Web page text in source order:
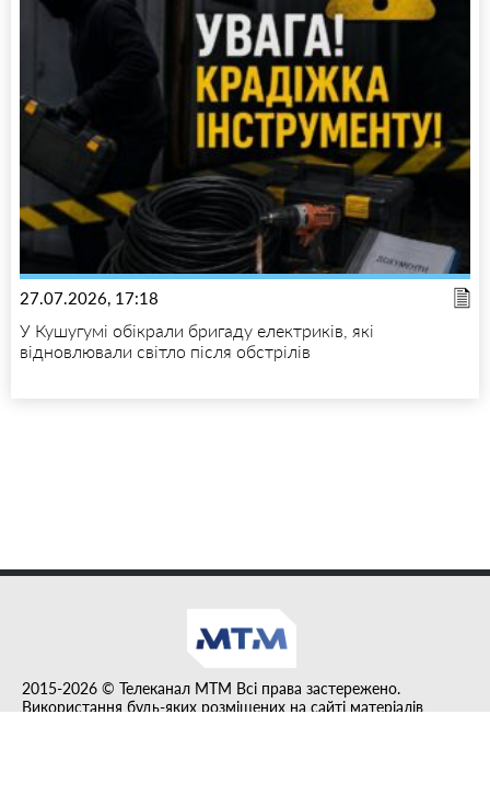
27.07.2026, 17:18
У Кушугумі обікрали бригаду електриків, які
відновлювали світло після обстрілів
2015-2026 © Телеканал MTM Всі права застережено.
Використання будь-яких розміщених на сайті матеріалів